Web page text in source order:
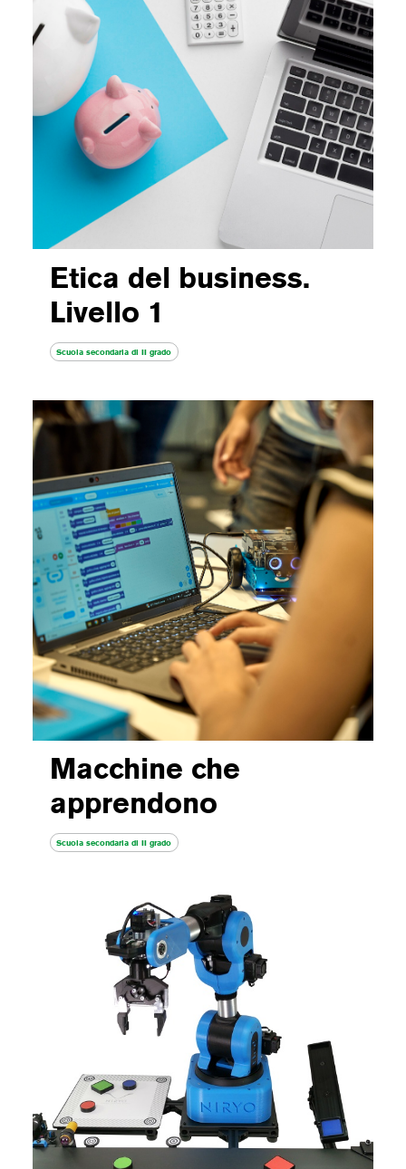
Etica del business.
Livello 1
Scuola secondaria di II grado
Macchine che
apprendono
Scuola secondaria di II grado